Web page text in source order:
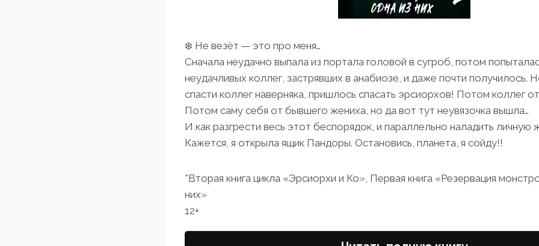
❄️ Не везёт — это про меня…
Сначала неудачно выпала из портала головой в сугроб, потом
неудачливых коллег, застрявших в анабиозе, и даже почти получилось.
спасти коллег наверняка, пришлось спасать эрсиорхов! Потом коллег
Потом саму себя от бывшего жениха, но да вот тут неувязочка вышла…
И как разгрести весь этот беспорядок, и параллельно наладить личную
Кажется, я открыла ящик Пандоры. Остановись, планета, я сойду!!
*Вторая книга цикла «Эрсиорхи и Ко», Первая книга «Резервация
них»
12+